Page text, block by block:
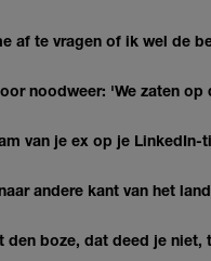
af te vragen of ik wel de
noodweer: 'We zaten
van je ex op je
andere kant van het
den boze, dat deed je